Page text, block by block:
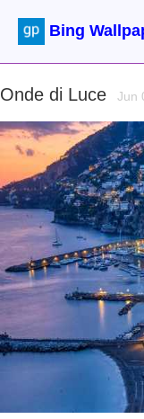
Bing
Onde di Luce Jun